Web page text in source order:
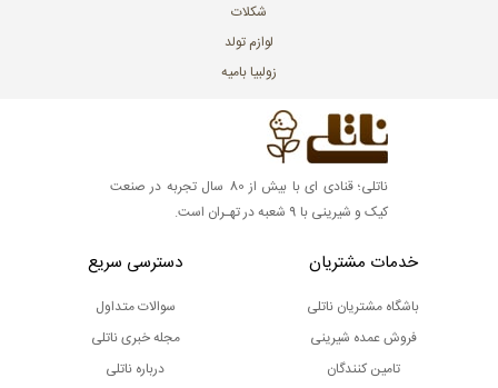
شکلات
لوازم تولد
زولبیا بامیه
ناتلی؛ قنادی ای با بیش از 80 سال تجربه در صنعت
کیک و شیرینی با 9 شعبه در تهـران است.
خدمات مشتریان
باشگاه مشتریان ناتلی
فروش عمده شیرینی
تامین کنندگان
دسترسی سریع
سوالات متداول
مجله خبری ناتلی
درباره ناتلی